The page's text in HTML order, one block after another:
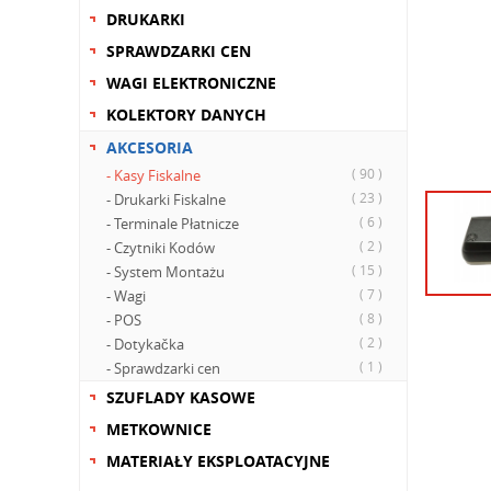
DRUKARKI
SPRAWDZARKI CEN
WAGI ELEKTRONICZNE
KOLEKTORY DANYCH
AKCESORIA
- Kasy Fiskalne ( 90 )
- Drukarki Fiskalne ( 23 )
- Terminale Płatnicze ( 6 )
- Czytniki Kodów ( 2 )
- System Montażu ( 15 )
- Wagi ( 7 )
- POS ( 8 )
- Dotykačka ( 2 )
- Sprawdzarki cen ( 1 )
SZUFLADY KASOWE
METKOWNICE
MATERIAŁY EKSPLOATACYJNE